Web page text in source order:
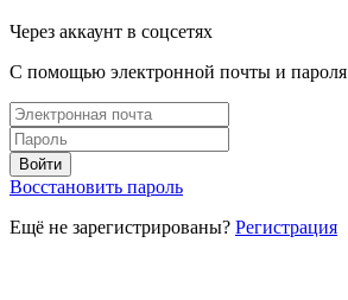
Через аккаунт в соцсетях
С помощью электронной почты и пароля
Восстановить пароль
Ещё не зарегистрированы? Регистрация